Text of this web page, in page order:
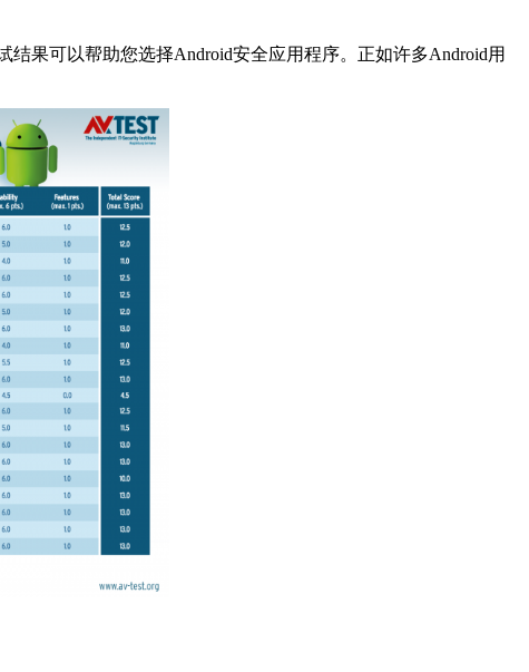
结果可以帮助您选择Android安全应用程序。正如许多Android用